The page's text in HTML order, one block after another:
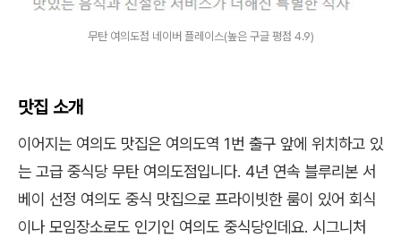
무탄 여의도점 네이버 플레이스(높은 구글 평점 4.9)
맛집 소개
이어지는 여의도 맛집은 여의도역 1번 출구 앞에 위치하고 있
는 고급 중식당 무탄 여의도점입니다. 4년 연속 블루리본 서
베이 선정 여의도 중식 맛집으로 프라이빗한 룸이 있어 회식
이나 모임장소로도 인기인 여의도 중식당인데요. 시그니처